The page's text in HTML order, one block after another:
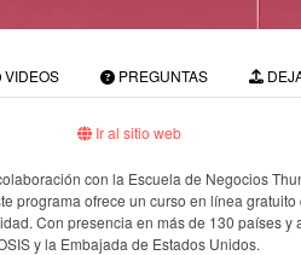
VIDEOS PREGUNTAS
Ir al sitio web
con la Escuela de Negocios
ofrece un curso en línea
Con presencia en más de 130 países
y la Embajada de Estados Unidos.